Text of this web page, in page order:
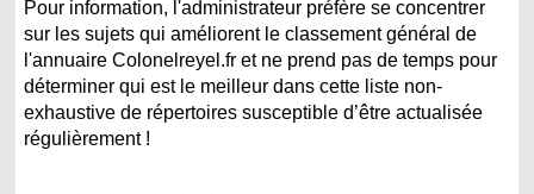
Pour information, l'administrateur préfère se concentrer
sur les sujets qui améliorent le classement général de
l'annuaire Colonelreyel.fr et ne prend pas de temps pour
déterminer qui est le meilleur dans cette liste non-
exhaustive de répertoires susceptible d’être actualisée
régulièrement !